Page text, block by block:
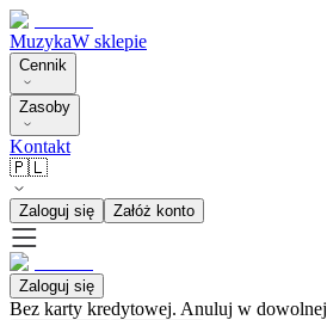
MuzykaW sklepie
Cennik
Zasoby
Kontakt
🇵🇱
Zaloguj się Załóż konto
Zaloguj się
Bez karty kredytowej. Anuluj w